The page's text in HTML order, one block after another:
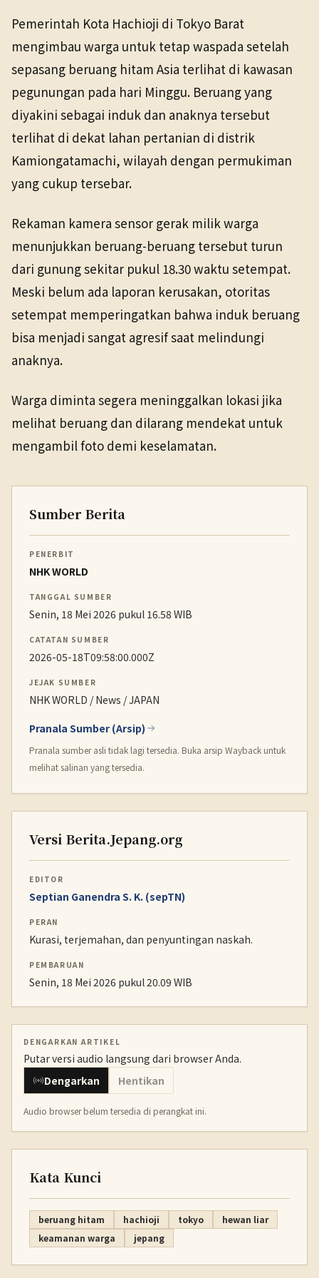
18 Mei 2026
Pranala sumber asli tidak lagi tersedia. Buka arsip
Pemerintah Kota Hachioji di Tokyo Barat
mengimbau warga untuk tetap waspada setelah
sepasang beruang hitam Asia terlihat di kawasan
pegunungan pada hari Minggu. Beruang yang
diyakini sebagai induk dan anaknya tersebut
terlihat di dekat lahan pertanian di distrik
Kamiongatamachi, wilayah dengan permukiman
yang cukup tersebar.
Rekaman kamera sensor gerak milik warga
menunjukkan beruang-beruang tersebut turun
dari gunung sekitar pukul 18.30 waktu setempat.
Meski belum ada laporan kerusakan, otoritas
setempat memperingatkan bahwa induk beruang
bisa menjadi sangat agresif saat melindungi
anaknya.
Warga diminta segera meninggalkan lokasi jika
melihat beruang dan dilarang mendekat untuk
mengambil foto demi keselamatan.
Sumber Berita
PENERBIT
NHK WORLD
TANGGAL SUMBER
Senin, 18 Mei 2026 pukul 16.58 WIB
CATATAN SUMBER
2026-05-18T09:58:00.000Z
JEJAK SUMBER
NHK WORLD / News / JAPAN
Pranala Sumber (Arsip)
Pranala sumber asli tidak lagi tersedia. Buka arsip Wayback untuk
melihat salinan yang tersedia.
Versi Berita.Jepang.org
EDITOR
Septian Ganendra S. K. (sepTN)
PERAN
Kurasi, terjemahan, dan penyuntingan naskah.
PEMBARUAN
Senin, 18 Mei 2026 pukul 20.09 WIB
DENGARKAN ARTIKEL
Putar versi audio langsung dari browser Anda.
Dengarkan
Hentikan
Audio browser belum tersedia di perangkat ini.
Kata Kunci
beruang hitam hachioji tokyo
hewan liar
keamanan warga
jepang